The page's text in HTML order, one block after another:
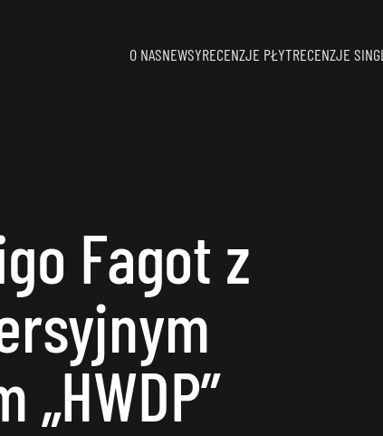
O NASNEWSYRECENZJE PŁYTRECENZJE
Fagot z